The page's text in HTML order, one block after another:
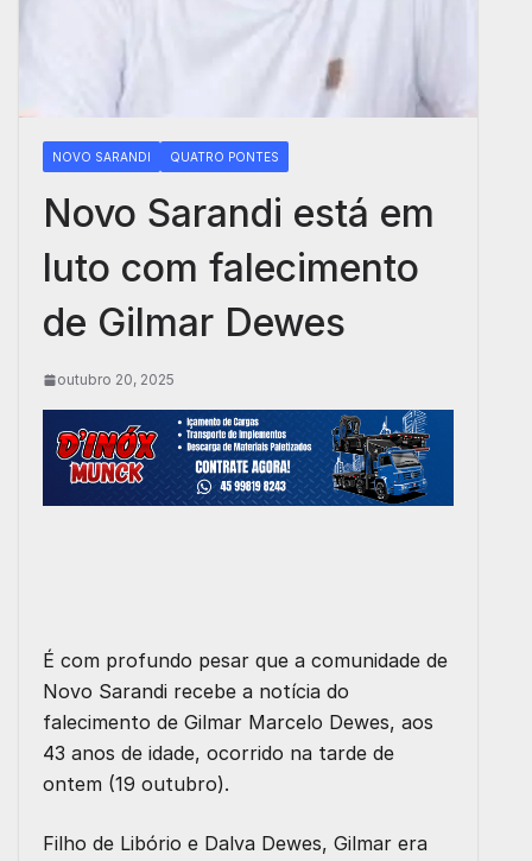
NOVO SARANDI QUATRO PONTES
Novo Sarandi está em
luto com falecimento
de Gilmar Dewes
outubro 20, 2025
É com profundo pesar que a comunidade de
Novo Sarandi recebe a notícia do
falecimento de Gilmar Marcelo Dewes, aos
43 anos de idade, ocorrido na tarde de
ontem (19 outubro).
Filho de Libório e Dalva Dewes, Gilmar era